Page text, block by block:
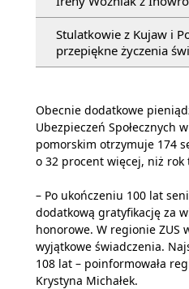
Stulatkowie z Kujaw i
przepiękne życzenia
Obecnie dodatkowe
Ubezpieczeń Społecznych
pomorskim otrzymuje 174
o 32 procent więcej, niż rok
– Po ukończeniu 100 lat
dodatkową gratyfikację za
honorowe. W regionie ZUS
wyjątkowe świadczenia.
108 lat – poinformowała
Krystyna Michałek.